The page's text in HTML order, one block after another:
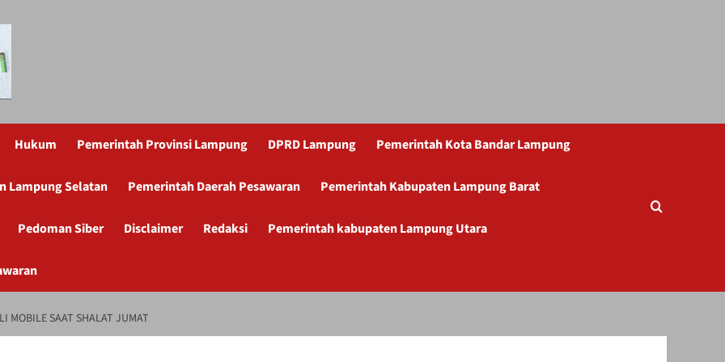
Hukum Pemerintah Provinsi Lampung DPRD Lampung Pemerintah Kota Bandar Lampung
Lampung Selatan Pemerintah Daerah Pesawaran Pemerintah Kabupaten Lampung Barat
Pedoman Siber Disclaimer Redaksi Pemerintah kabupaten Lampung Utara
MOBILE SAAT SHALAT JUMAT